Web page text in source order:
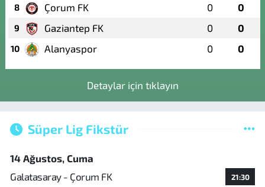
8 Çorum FK 0 0
9 Gaziantep FK 0 0
10 Alanyaspor 0 0
Detaylar için tıklayın
Süper Lig Fikstür
14 Ağustos, Cuma
Galatasaray - Çorum FK
21:30